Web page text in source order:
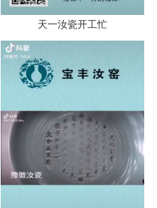
天一汝瓷开工忙